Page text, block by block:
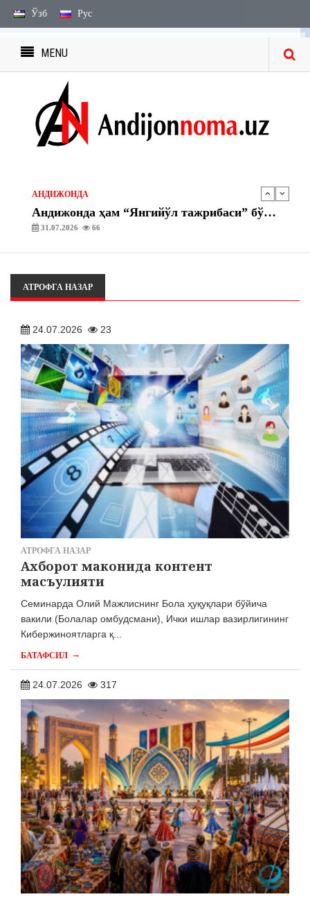
Ўзб Рус
MENU
ЭЪЛОН ВА БИЛДИРУВЛАР
МЕРОС БИЛДИРУВЛАРИ
27.07.2026 2238
ЭЪЛОН ВА БИЛДИРУВЛАР
АНДИЖОНДА
Андижонда ҳам “Янгийўл тажрибаси” бўйича амалий ишлар бошланди
31.07.2026 66
30.07.2026 69
ЭЪЛОН ВА БИЛДИРУВЛАР
27.07.2026 2238
МЕРОС ИШИ БЎЙИЧА ЭЪЛОН
03.08.2026 1746
АТРОФГА НАЗАР
24.07.2026 23
АТРОФГА НАЗАР
Ахборот маконида контент
масъулияти
Семинарда Олий Мажлиснинг Бола ҳуқуқлари бўйича
вакили (Болалар омбудсмани), Ички ишлар вазирлигининг
Кибержиноятларга қ...
БАТАФСИЛ →
24.07.2026 317